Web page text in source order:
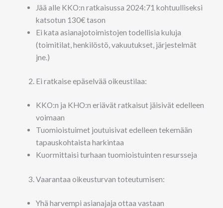
Jää alle KKO:n ratkaisussa 2024:71 kohtuulliseksi
katsotun 130€ tason
Ei kata asianajotoimistojen todellisia kuluja
(toimitilat, henkilöstö, vakuutukset, järjestelmät
jne.)
Ei ratkaise epäselvää oikeustilaa:
KKO:n ja KHO:n eriävät ratkaisut jäisivät edelleen
voimaan
Tuomioistuimet joutuisivat edelleen tekemään
tapauskohtaista harkintaa
Kuormittaisi turhaan tuomioistuinten resursseja
Vaarantaa oikeusturvan toteutumisen:
Yhä harvempi asianajaja ottaa vastaan